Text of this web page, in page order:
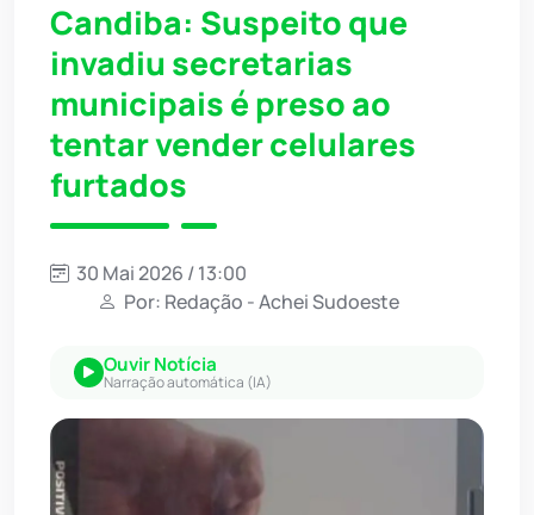
Candiba: Suspeito que
invadiu secretarias
municipais é preso ao
tentar vender celulares
furtados
30 Mai 2026 / 13:00
Por: Redação - Achei Sudoeste
Ouvir Notícia
Narração automática (IA)